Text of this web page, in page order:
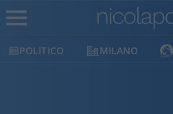
POLITICO MILANO